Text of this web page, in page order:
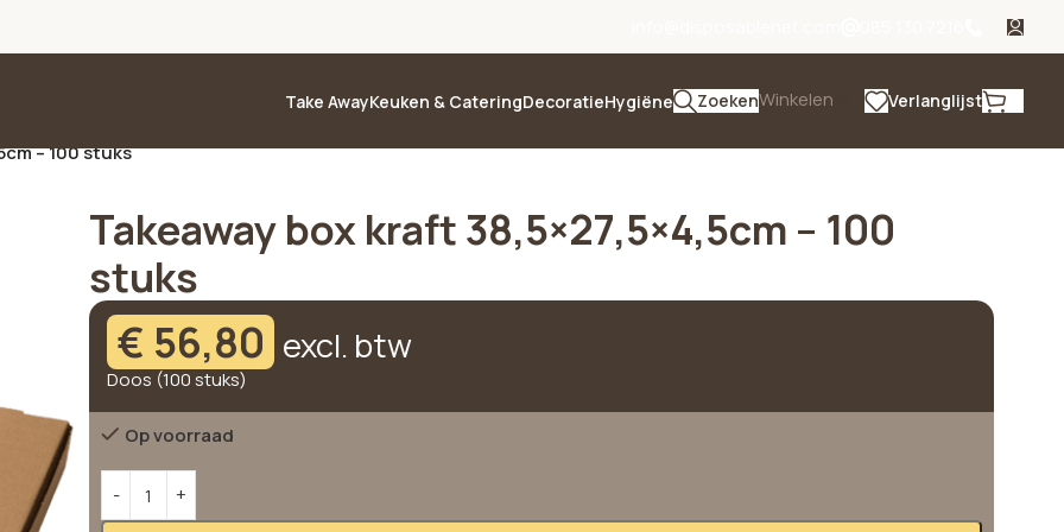
Take AwayKeuken & CateringDecoratieHygiëne ZoekenWinkelen Verlanglijst
– 100 stuks
Takeaway box kraft 38,5×27,5×4,5cm – 100
stuks
€ 56,80 excl. btw
Doos (100 stuks)
Op voorraad